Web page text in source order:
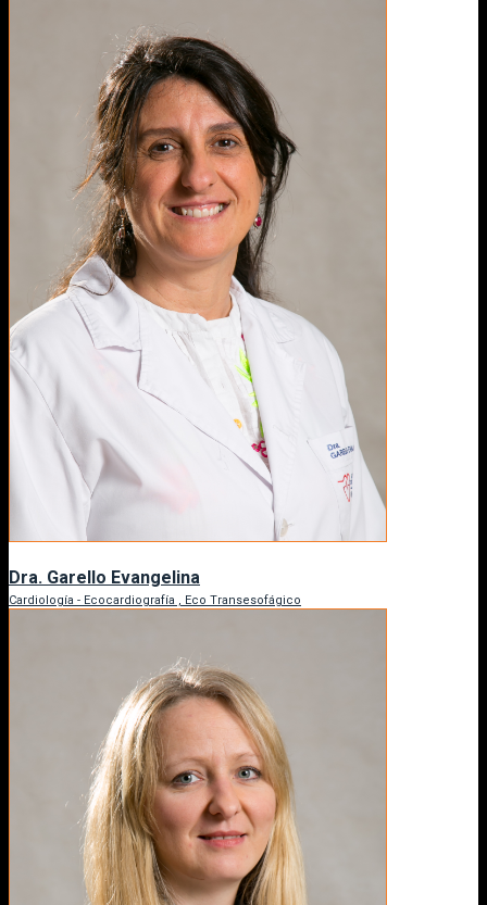
Dra. Garello Evangelina
Cardiología - Ecocardiografía , Eco Transesofágico